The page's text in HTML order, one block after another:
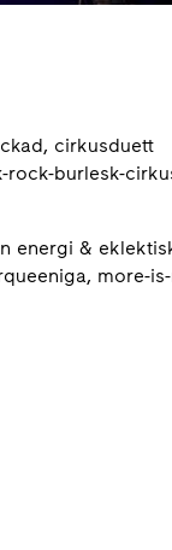
cirkusduett
rock-burlesk-
energi &
more-